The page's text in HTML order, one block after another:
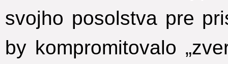
svojho posolstva pre
by kompromitovalo